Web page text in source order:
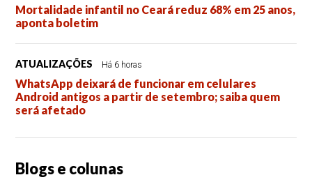
Mortalidade infantil no Ceará reduz 68% em 25 anos,
aponta boletim
ATUALIZAÇÕES Há 6 horas
WhatsApp deixará de funcionar em celulares
Android antigos a partir de setembro; saiba quem
será afetado
Blogs e colunas